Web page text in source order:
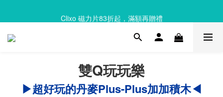
雙Q玩玩樂
▶超好玩的丹麥Plus-Plus加加積木◀